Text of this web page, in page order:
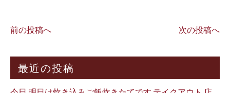
前の投稿へ 次の投稿へ
最近の投稿